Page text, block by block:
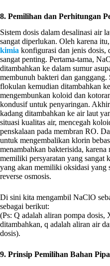
8. Pemilihan dan Perhitungan
Sistem dosis dalam desalinasi air
sangat diperlukan. Oleh karena
kimia konfigurasi dan jenis dosis,
sangat penting. Pertama-tama,
ditambahkan ke dalam sumur
membunuh bakteri dan ganggang.
flokulan kemudian ditambahkan
mengembunkan koloid dan
kondusif untuk penyaringan.
kadang ditambahkan ke air laut
situasi kualitas air, mencegah
penskalaan pada membran RO.
untuk mengembalikan klorin
menambahkan bakterisida, karena
memiliki persyaratan yang sangat
yang akan memiliki oksidasi yang
reverse osmosis.
Di sini kita mengambil NaClO
sebagai berikut:
(Ps: Q adalah aliran pompa dosis,
ditambahkan, q adalah aliran air
dosis).
9. Prinsip Pemilihan Bahan